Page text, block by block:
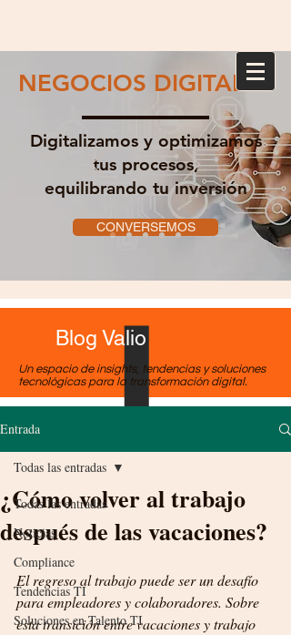
NEGOCIOS DIGITALES
Digitalizamos y optimizamos
tus procesos,
equilibrando tu inversión
CONVERSEMOS
Blog Valio
Un espacio de insights, tendencias y soluciones
tecnológicas para la transformación digital.
Entrada
Todas las entradas
Noticias
Compliance
Tendencias TI
Soluciones en Talento TI
Todas las entradas
¿Cómo volver al trabajo
después de las vacaciones?
El regreso al trabajo puede ser un desafío
para empleadores y colaboradores. Sobre
esta transición entre vacaciones y trabajo